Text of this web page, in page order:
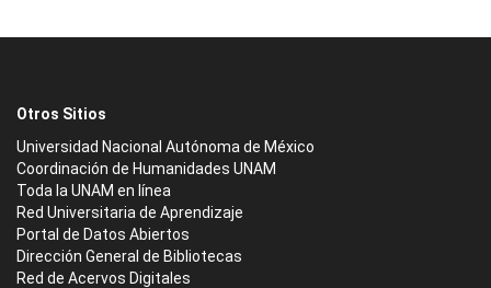
Otros Sitios
Universidad Nacional Autónoma de México
Coordinación de Humanidades UNAM
Toda la UNAM en línea
Red Universitaria de Aprendizaje
Portal de Datos Abiertos
Dirección General de Bibliotecas
Red de Acervos Digitales